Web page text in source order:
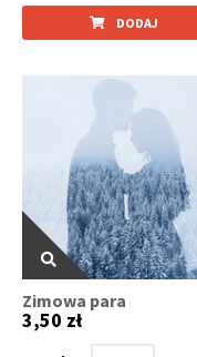
DODAJ
Zimowa para
3,50 zł